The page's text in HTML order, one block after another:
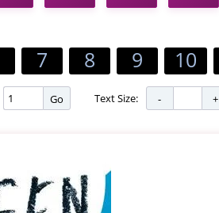
7 8 9 10
Go Text Size: